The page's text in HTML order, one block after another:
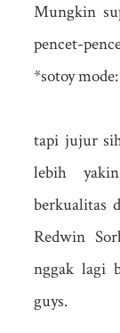
Mungkin
pencet-
*sotoy
tapi jujur
lebih
berkualitas
Redwin
nggak lagi
guys.